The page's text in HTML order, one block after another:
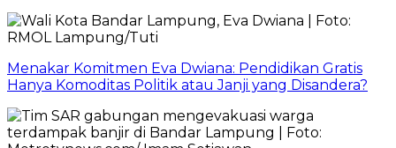
Menakar Komitmen Eva Dwiana: Pendidikan Gratis
Hanya Komoditas Politik atau Janji yang Disandera?